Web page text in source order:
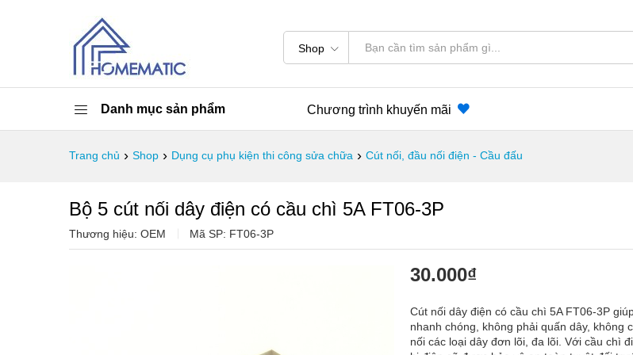
Shop
Danh mục sản phẩm Chương trình khuyến mãi
Trang chủ › Shop › Dụng cụ phụ kiện thi công sửa chữa › Cút nối, đầu nối điện - Cầu đấu
Bộ 5 cút nối dây điện có cầu chì 5A FT06-3P
Thương hiệu: OEM Mã SP: FT06-3P
30.000₫
Cút nối dây điện có cầu chì 5A FT06-3P
nhanh chóng, không phải quấn dây, không
nối các loại dây đơn lõi, đa lõi. Với cầu chì